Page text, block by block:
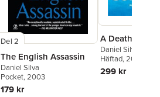
Del 2
The English Assassin
Daniel Silva
Pocket, 2003
179 kr
A Death in
Daniel Silva
Häftad, 2024
299 kr